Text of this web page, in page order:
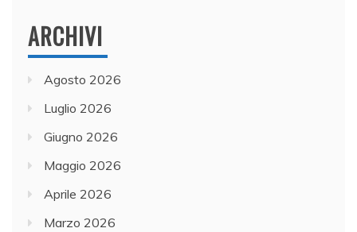
ARCHIVI
Agosto 2026
Luglio 2026
Giugno 2026
Maggio 2026
Aprile 2026
Marzo 2026